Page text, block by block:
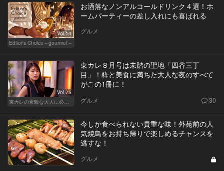
Vol.14
Editor's Choice～gourmet～
お洒落なノンアルコールドリンク４選！ホ
ームパーティーの差し入れにも喜ばれる
グルメ
Vol.75
東カレの素敵な大人に必要なこと
東カレ８月号は未踏の聖地「四谷三丁
目」！粋と美食に満ちた大人な夜のすべて
がこの1冊に！
グルメ 30
今しか食べられない貴重な味！外苑前の人
気焼鳥をお持ち帰りで楽しめるチャンスを
逃すな！
グルメ